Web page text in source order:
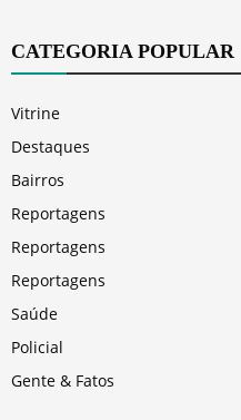
CATEGORIA POPULAR
Vitrine
Destaques
Bairros
Reportagens
Reportagens
Reportagens
Saúde
Policial
Gente & Fatos